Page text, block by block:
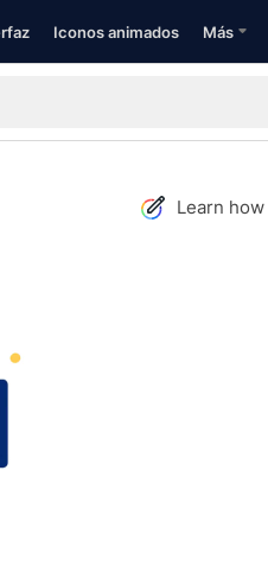
Iconos animados Más
Learn how